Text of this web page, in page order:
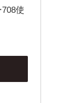
使